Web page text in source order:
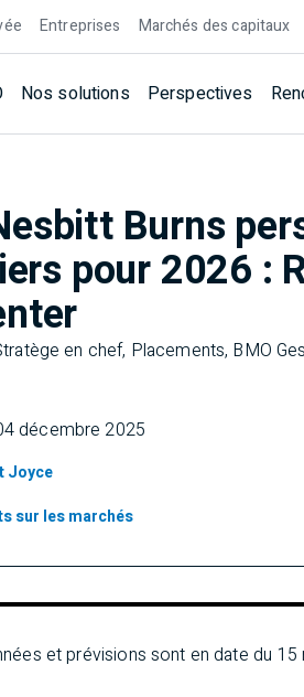
Entreprises Marchés des capitaux
Nos solutions Perspectives
Burns
pour 2026 :
en chef, Placements, BMO
décembre 2025
Joyce
sur les marchés
et prévisions sont en date du